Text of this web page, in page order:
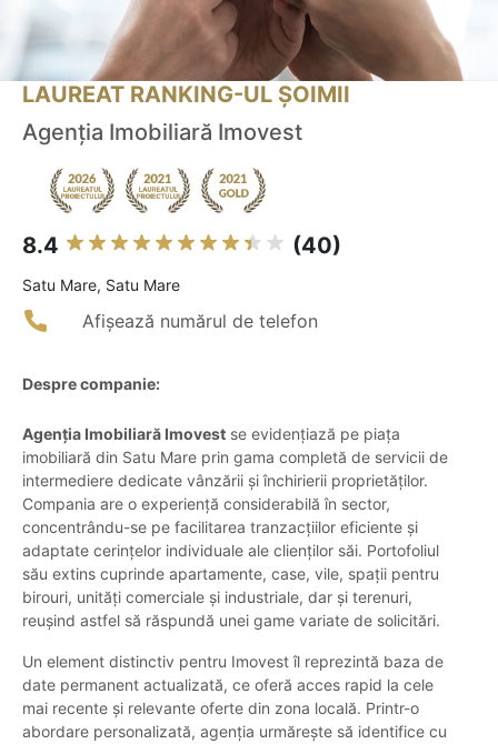
LAUREAT RANKING-UL ȘOIMII
Agenţia Imobiliară Imovest
8.4 (40)
Satu Mare, Satu Mare
Afișează numărul de telefon
Despre companie:
Agenţia Imobiliară Imovest se evidențiază pe piața
imobiliară din Satu Mare prin gama completă de servicii de
intermediere dedicate vânzării și închirierii proprietăților.
Compania are o experiență considerabilă în sector,
concentrându-se pe facilitarea tranzacțiilor eficiente și
adaptate cerințelor individuale ale clienților săi. Portofoliul
său extins cuprinde apartamente, case, vile, spații pentru
birouri, unități comerciale și industriale, dar și terenuri,
reușind astfel să răspundă unei game variate de solicitări.
Un element distinctiv pentru Imovest îl reprezintă baza de
date permanent actualizată, ce oferă acces rapid la cele
mai recente și relevante oferte din zona locală. Printr-o
abordare personalizată, agenția urmărește să identifice cu